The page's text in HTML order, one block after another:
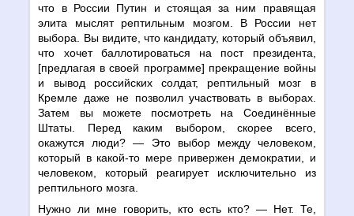
что в России Путин и стоящая за ним правящая
элита мыслят рептильным мозгом. В России нет
выбора. Вы видите, что кандидату, который объявил,
что хочет баллотироваться на пост президента,
[предлагая в своей программе] прекращение войны
и вывод российских солдат, рептильный мозг в
Кремле даже не позволил участвовать в выборах.
Затем вы можете посмотреть на Соединённые
Штаты. Перед каким выбором, скорее всего,
окажутся люди?— Это выбор между человеком,
который в какой-то мере привержен демократии, и
человеком, который реагирует исключительно из
рептильного мозга.
Нужно ли мне говорить, кто есть кто? — Нет. Те,